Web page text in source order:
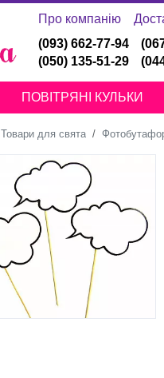
Про компанію
(093) 662-77-94
(050) 135-51-29
ПОВІТРЯНІ КУЛЬКИ
Товари для свята